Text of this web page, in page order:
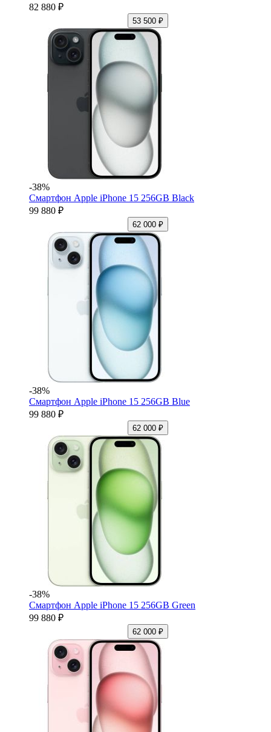
82 880 ₽
53 500 ₽
-38%
Смартфон Apple iPhone 15 256GB Black
99 880 ₽
62 000 ₽
-38%
Смартфон Apple iPhone 15 256GB Blue
99 880 ₽
62 000 ₽
-38%
Смартфон Apple iPhone 15 256GB Green
99 880 ₽
62 000 ₽